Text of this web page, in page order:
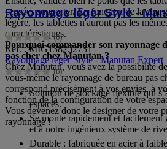
censées supporter. En fonction de la
légère, les tablettes n'auront pas les
caractéristiques.
Pourquoi commander son rayonnage
pas cher chez Manutan ?
Chez Manutan, vous avez la possibilité
vous-même le rayonnage de bureau pas
correspond précisément à vos envies, à
fonction de la configuration de votre
Vous devenez donc le designer de votre
rayonnage !
Rayonnage léger Style -
(0)
0.0
sur
5
étoiles.
Réf. : MIG138252731
Rayonnage léger Style - Manutan Expert
(0)
0.0
sur
5
étoiles.
Solution de stockage flexible qui
espaces.
Se monte rapidement et facilement
et à notre ingénieux système de
Durable : fabriquée en acier à